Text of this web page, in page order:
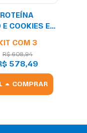
COOKIES E
UNIDADES
KIT COM 3
R$ 608,94
578,49
COMPRAR